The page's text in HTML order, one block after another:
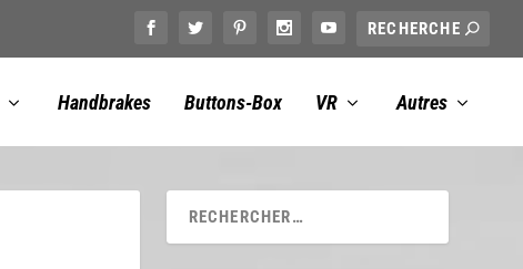
Handbrakes Buttons-Box VR Autres